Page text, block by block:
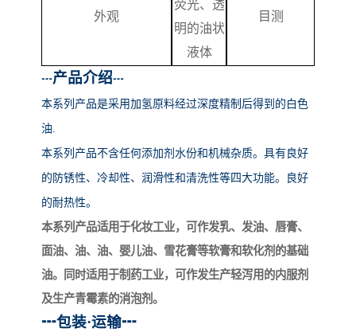
外观
荧光、透
明的油状
液体
目测
┅产品介绍┅
本系列产品是采用加氢原料经过深度精制后得到的白色
油.
本系列产品不含任何添加剂水份和机械杂质。具有良好
的防锈性、冷却性、润滑性和清洗性等四大功能。良好
的耐热性。
本系列产品适用于化妆工业，可作发乳、发油、唇膏、
面油、油、油、婴儿油、雪花膏等软膏和软化剂的基础
油。同时适用于制药工业，可作发生产轻泻用的内服剂
及生产青霉素的消泡剂。
┅包装·运输┅